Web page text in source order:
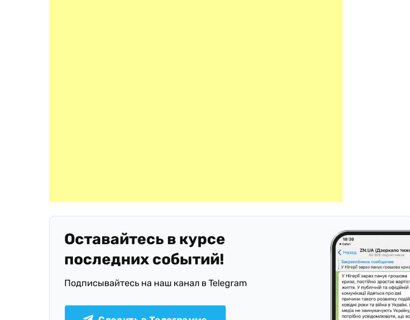
Оставайтесь в курсе
последних событий!
Подписывайтесь на наш канал в Telegram